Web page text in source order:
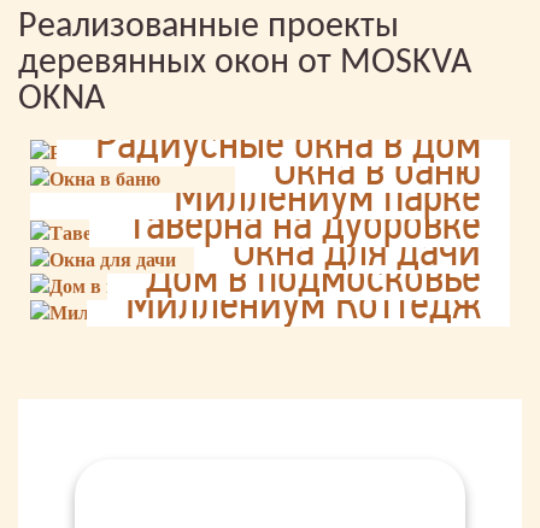
Реализованные проекты
деревянных окон от MOSKVA
OKNA
Радиусные окна в дом
Окна в баню
Раздвижные окна в
Миллениум парке
Таверна на дубровке
Окна для дачи
Дом в подмосковье
Миллениум Коттедж